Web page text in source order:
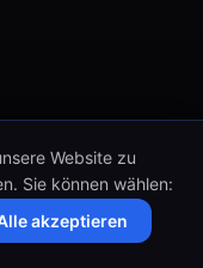
Website zu
Sie können wählen:
akzeptieren